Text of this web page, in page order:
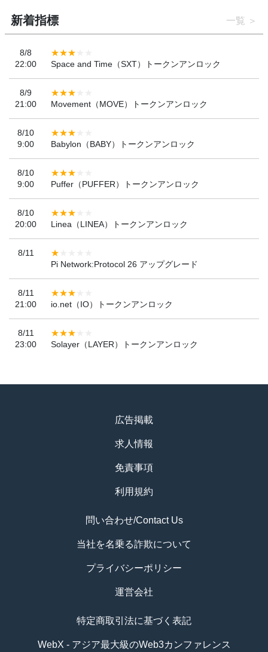
新着指標 一覧
8/8
22:00
Space and Time（SXT）トークンアンロック
8/9
21:00
Movement（MOVE）トークンアンロック
8/10
9:00
Babylon（BABY）トークンアンロック
8/10
9:00
Puffer（PUFFER）トークンアンロック
8/10
20:00
Linea（LINEA）トークンアンロック
8/11
Pi Network:Protocol 26 アップグレード
8/11
21:00
io.net（IO）トークンアンロック
8/11
23:00
Solayer（LAYER）トークンアンロック
広告掲載
求人情報
免責事項
利用規約
問い合わせ/Contact Us
当社を名乗る詐欺について
プライバシーポリシー
運営会社
特定商取引法に基づく表記
WebX - アジア最大級のWeb3カンファレンス